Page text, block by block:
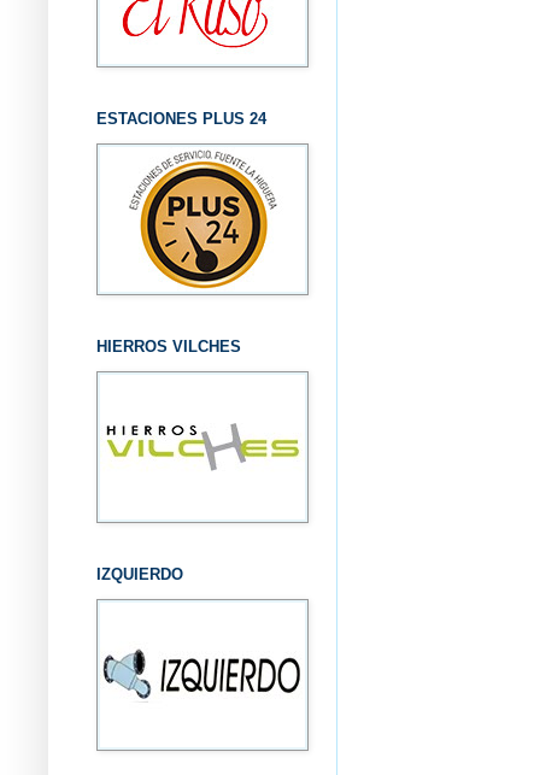
ESTACIONES PLUS 24
HIERROS VILCHES
IZQUIERDO